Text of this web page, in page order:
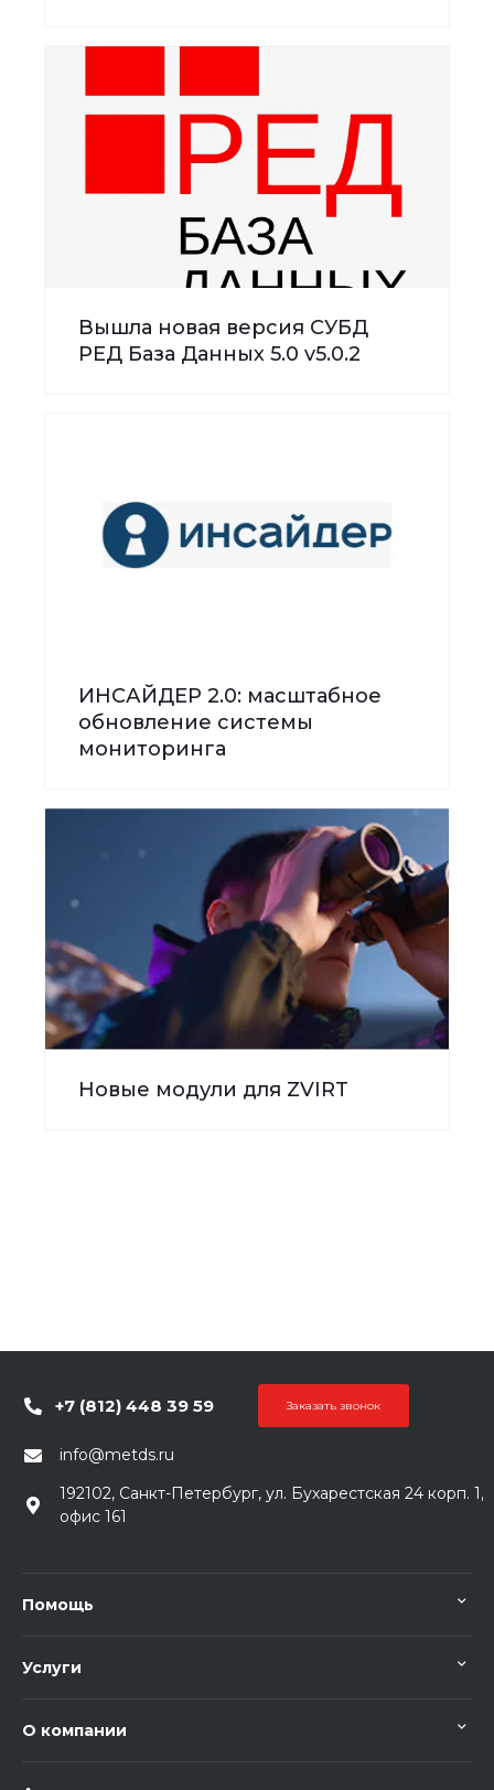
Вышла новая версия СУБД
РЕД База Данных 5.0 v5.0.2
ИНСАЙДЕР 2.0: масштабное
обновление системы
мониторинга
Новые модули для ZVIRT
+7 (812) 448 39 59 Заказать звонок
info@metds.ru
192102, Санкт-Петербург, ул. Бухарестская 24 корп. 1,
офис 161
Помощь
Услуги
О компании